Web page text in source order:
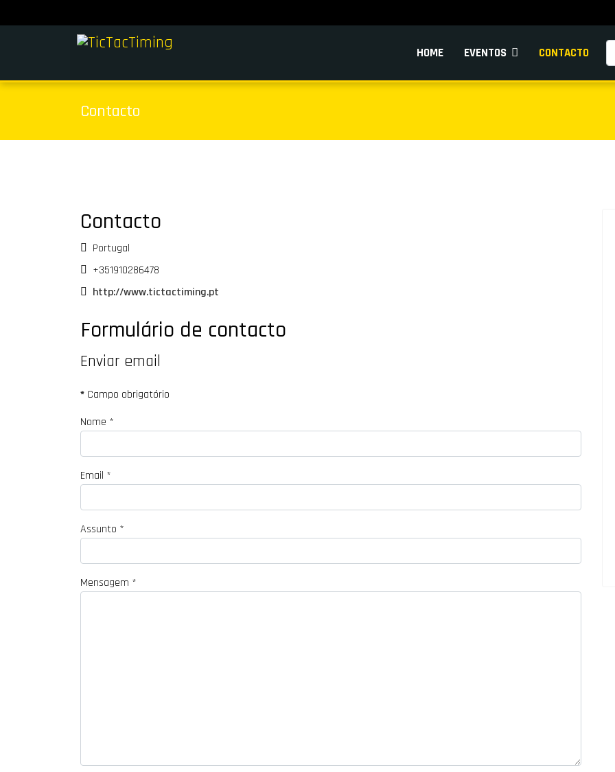
HOME EVENTOS CONTACTO
Contacto
Contacto
Morada
Portugal
Telemóvel
+351910286478
Sítio
http://www.tictactiming.pt
Formulário de contacto
Enviar email
* Campo obrigatório
Nome *
Email *
Assunto *
Mensagem *